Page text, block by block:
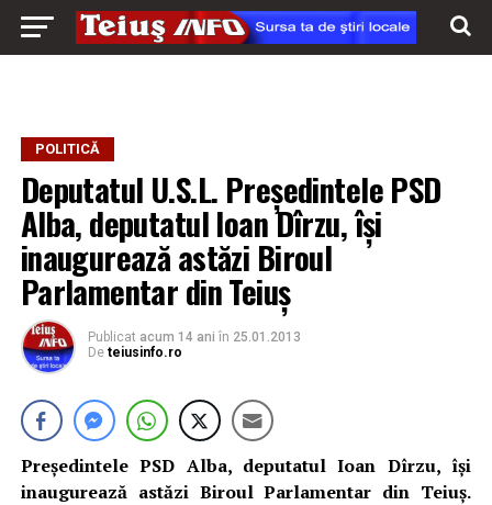
POLITICĂ
Deputatul U.S.L. Preşedintele PSD
Alba, deputatul Ioan Dîrzu, îşi
inaugurează astăzi Biroul
Parlamentar din Teiuş
Publicat acum 14 ani în 25.01.2013
De teiusinfo.ro
Preşedintele PSD Alba, deputatul Ioan Dîrzu, îşi
inaugurează astăzi Biroul Parlamentar din Teiuş.